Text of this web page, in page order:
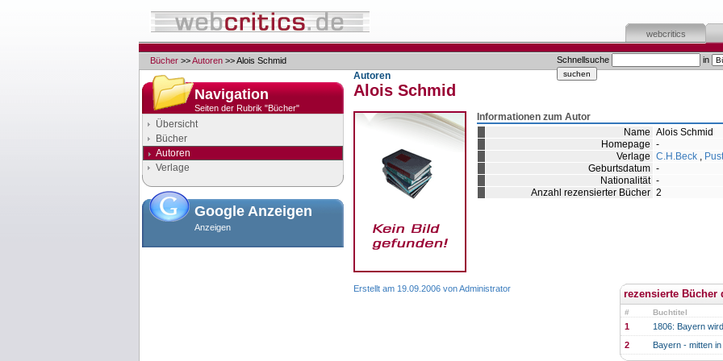
webcritics
Schnellsuche in
Bücher >>Autoren >> Alois Schmid
Navigation
Seiten der Rubrik "Bücher"
Übersicht
Bücher
Autoren
Verlage
Google Anzeigen
Anzeigen
Autoren
Alois Schmid
Informationen zum Autor
Name Alois Schmid
Homepage -
Verlage C.H.Beck ,
Geburtsdatum -
Nationalität -
Anzahl rezensierter Bücher 2
rezensierte Bücher
# Buchtitel
1
1806: Bayern
2
Bayern - mitten
Erstellt am 19.09.2006 von Administrator